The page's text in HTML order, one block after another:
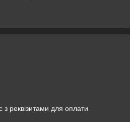
з реквізитами для оплати